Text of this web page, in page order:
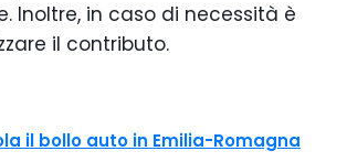
Inoltre, in caso di necessità è
il contributo.
il bollo auto in Emilia-Romagna